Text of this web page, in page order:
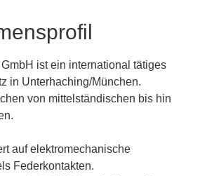
ist ein international tätiges
in Unterhaching/München.
von mittelständischen bis hin
auf elektromechanische
Federkontakten.